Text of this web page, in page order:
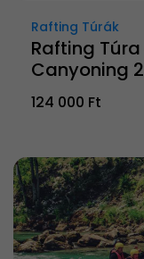
Rafting Túrák
Rafting
Canyoning
124 000 Ft